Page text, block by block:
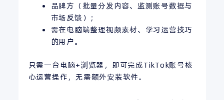
品牌方（批量分发内容、监测账号数据与
市场反馈）；
需在电脑端整理视频素材、学习运营技巧
的用户。
只需一台电脑+浏览器，即可完成TikTok账号核
心运营操作，无需额外安装软件。